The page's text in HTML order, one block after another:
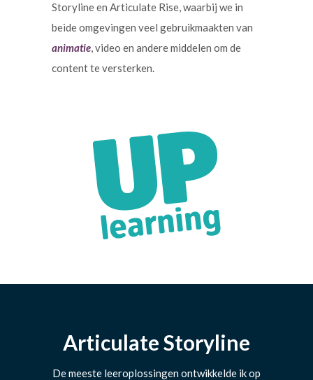
Storyline en Articulate Rise, waarbij we in
beide omgevingen veel gebruikmaakten van
animatie, video en andere middelen om de
content te versterken.
Articulate Storyline
De meeste leeroplossingen ontwikkelde ik op